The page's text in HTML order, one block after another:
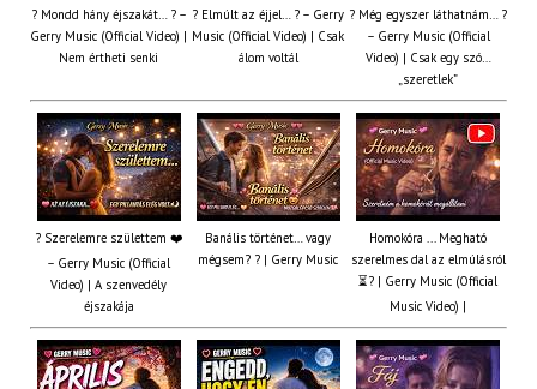
? Mondd hány éjszakát… ? –
Gerry Music (Official Video) |
Nem értheti senki
? Elmúlt az éjjel… ? – Gerry
Music (Official Video) | Csak
álom voltál
? Még egyszer láthatnám… ?
– Gerry Music (Official
Video) | Csak egy szó…
„szeretlek”
? Szerelemre születtem ❤️
– Gerry Music (Official
Video) | A szenvedély
éjszakája
Banális történet… vagy
mégsem? ? | Gerry Music
Homokóra ... Megható
szerelmes dal az elmúlásról
⏳? | Gerry Music (Official
Music Video) |